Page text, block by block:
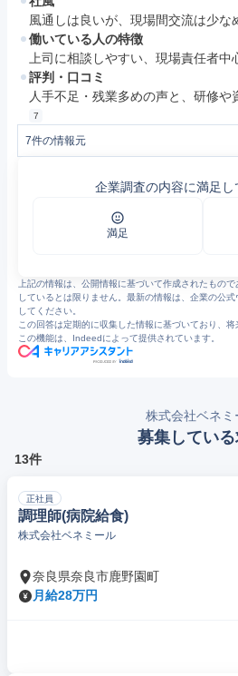
風通しは良いが、現場間交流は少な
働いている人の特徴
上司に相談しやすい、現場責任者中
評判・口コミ
人手不足・残業多めの声と、研修や
7
7件の情報元
(株)ベネミールの新卒採用・会社概要 | マイナビ
ベネミールの口コミ一覧 - エン カイシャの評判
企業調査の内容に満足し
満足
上記の情報は、公開情報に基づいて作成されたもの
しているとは限りません。最新の情報は、企業の公
してください。
この回答は定期的に収集した情報に基づいており、将
この機能は、Indeedによって提供されています。
株式会社ベネミ
募集してい
13件
正社員
調理師(病院給食)
株式会社ベネミール
奈良県奈良市鹿野園町
月給28万円